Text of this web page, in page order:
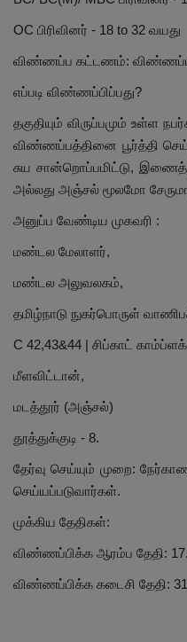
OC பிரிவினர் - 18 to 32 வயது
விண்ணப்ப கட்டணம்: விண்ணப்ப
எப்படி விண்ணப்பிப்பது?
தகுதியும் விருப்பமும் உள்ள
விண்ணப்பத்தினை பூர்த்தி
சுய சான்றொப்பமிட்டு,
அல்லது அஞ்சல் மூலமோ
அனுப்ப வேண்டிய முகவரி :
மண்டல மேலாளர்,
மண்டல அலுவலகம்,
தமிழ்நாடு நுகர்பொருள்
C 42,43&44 | சிப்காட்
மீளவிட்டான்,
மடத்தூர் (அஞ்சல்)
தூத்துக்குடி - 8.
தேர்வு செய்யும் முறை:
செய்யப்படுவார்கள்.
முக்கிய தேதிகள்:
விண்ணப்பிக்க ஆரம்ப தேதி:
விண்ணப்பிக்க கடைசி தேதி: